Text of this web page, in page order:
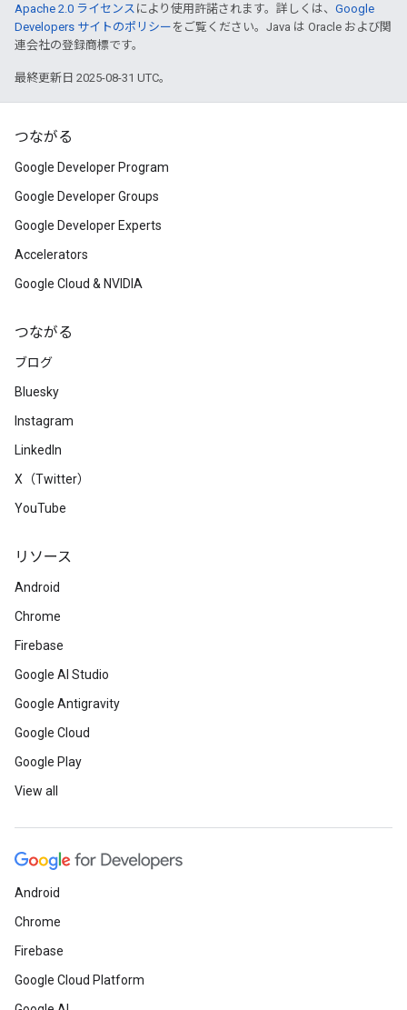
Apache 2.0 ライセンス により使用許諾されます。詳しくは、 Google
Developers サイトのポリシー をご覧ください。Java は Oracle および関
連会社の登録商標です。
最終更新日 2025-08-31 UTC。
つながる
Google Developer Program
Google Developer Groups
Google Developer Experts
Accelerators
Google Cloud & NVIDIA
つながる
ブログ
Bluesky
Instagram
LinkedIn
X（Twitter）
YouTube
リソース
Android
Chrome
Firebase
Google AI Studio
Google Antigravity
Google Cloud
Google Play
View all
Android
Chrome
Firebase
Google Cloud Platform